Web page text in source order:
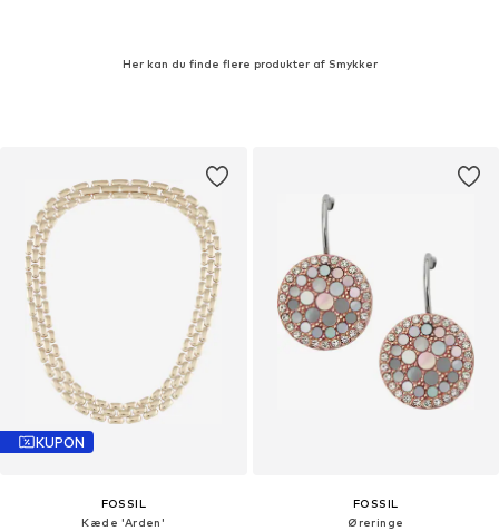
Her kan du finde flere produkter af Smykker
KUPON
FOSSIL
Kæde 'Arden'
FOSSIL
Øreringe